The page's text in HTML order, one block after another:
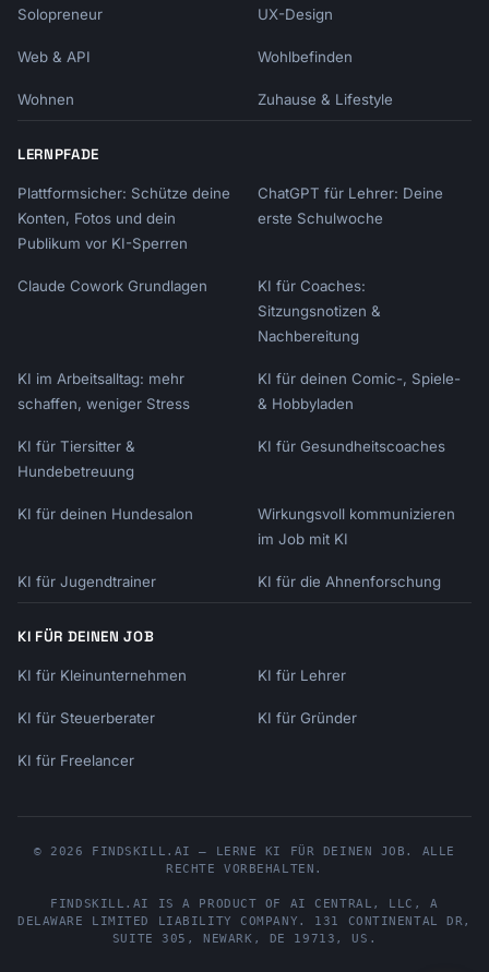
Solopreneur UX-Design
Web & API Wohlbefinden
Wohnen Zuhause & Lifestyle
LERNPFADE
Plattformsicher: Schütze deine
Konten, Fotos und dein
Publikum vor KI-Sperren
ChatGPT für Lehrer: Deine
erste Schulwoche
Claude Cowork Grundlagen
KI für Coaches:
Sitzungsnotizen &
Nachbereitung
KI im Arbeitsalltag: mehr
schaffen, weniger Stress
KI für deinen Comic-, Spiele-
& Hobbyladen
KI für Tiersitter &
Hundebetreuung
KI für Gesundheitscoaches
KI für deinen Hundesalon
Wirkungsvoll kommunizieren
im Job mit KI
KI für Jugendtrainer KI für die Ahnenforschung
KI FÜR DEINEN JOB
KI für Kleinunternehmen KI für Lehrer
KI für Steuerberater KI für Gründer
KI für Freelancer
© 2026 FINDSKILL.AI — LERNE KI FÜR DEINEN JOB. ALLE
RECHTE VORBEHALTEN.
FINDSKILL.AI IS A PRODUCT OF AI CENTRAL, LLC , A
DELAWARE LIMITED LIABILITY COMPANY. 131 CONTINENTAL DR,
SUITE 305 , NEWARK , DE 19713 , US .